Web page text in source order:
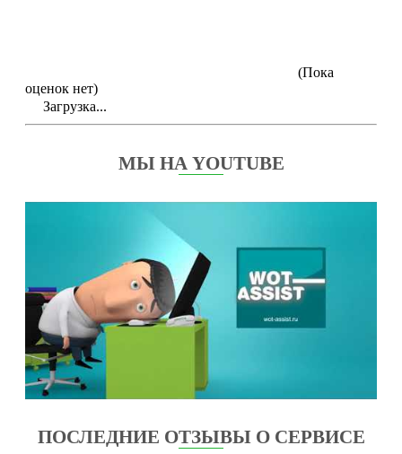
(Пока
оценок нет)
Загрузка...
МЫ НА YOUTUBE
ПОСЛЕДНИЕ ОТЗЫВЫ О СЕРВИСЕ